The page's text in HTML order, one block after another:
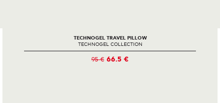
TECHNOGEL TRAVEL PILLOW
TECHNOGEL COLLECTION
95 € 66.5 €